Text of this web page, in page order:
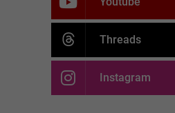
Threads
Instagram